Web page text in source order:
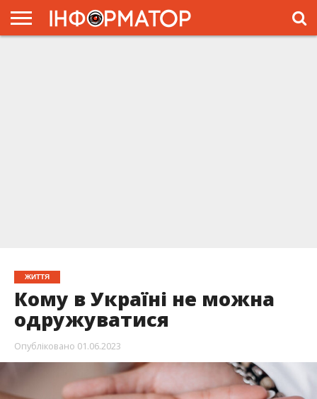
ЖИТТЯ
Кому в Україні не можна
одружуватися
Опубліковано 01.06.2023